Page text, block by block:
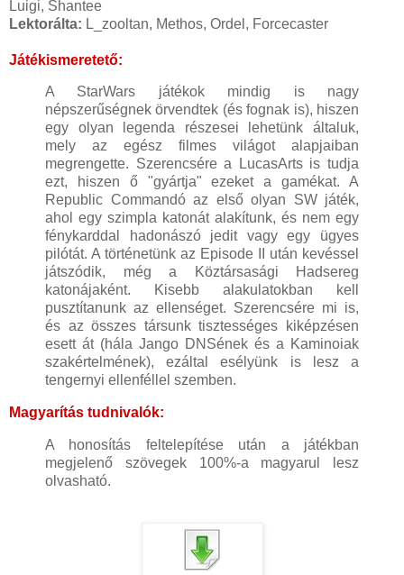
Luigi, Shantee
Lektorálta: L_zooltan, Methos, Ordel, Forcecaster
Játékismeretető:
A StarWars játékok mindig is nagy
népszerűségnek örvendtek (és fognak is), hiszen
egy olyan legenda részesei lehetünk általuk,
mely az egész filmes világot alapjaiban
megrengette. Szerencsére a LucasArts is tudja
ezt, hiszen ő "gyártja" ezeket a gamékat. A
Republic Commandó az első olyan SW játék,
ahol egy szimpla katonát alakítunk, és nem egy
fénykarddal hadonászó jedit vagy egy ügyes
pilótát. A történetünk az Episode II után kevéssel
játszódik, még a Köztársasági Hadsereg
katonájaként. Kisebb alakulatokban kell
pusztítanunk az ellenséget. Szerencsére mi is,
és az összes társunk tisztességes kiképzésen
esett át (hála Jango DNSének és a Kaminoiak
szakértelmének), ezáltal esélyünk is lesz a
tengernyi ellenféllel szemben.
Magyarítás tudnivalók:
A honosítás feltelepítése után a játékban
megjelenő szövegek 100%-a magyarul lesz
olvasható.